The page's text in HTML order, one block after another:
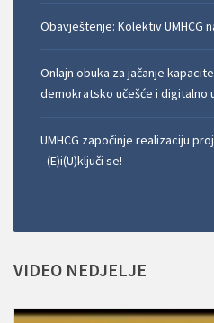
Obavještenje: Kolektiv UMHCG
Onlajn obuka za jačanje
demokratsko učešće i digitalno
UMHCG započinje realizaciju
- (E)i(U)ključi se!
VIDEO NEDJELJE